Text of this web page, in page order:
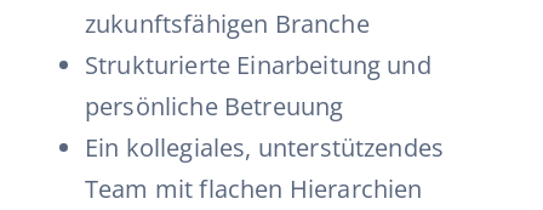
zukunftsfähigen Branche
Strukturierte Einarbeitung und
persönliche Betreuung
Ein kollegiales, unterstützendes
Team mit flachen Hierarchien